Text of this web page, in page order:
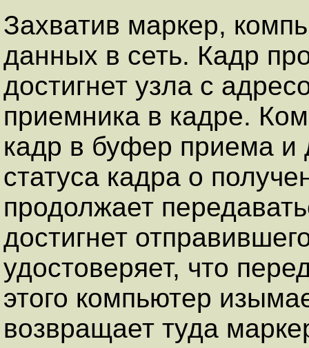
Захватив маркер,
данных в сеть. Кадр
достигнет узла с
приемника в кадре.
кадр в буфер приема и
статуса кадра о
продолжает
достигнет
удостоверяет, что
этого компьютер
возвращает туда